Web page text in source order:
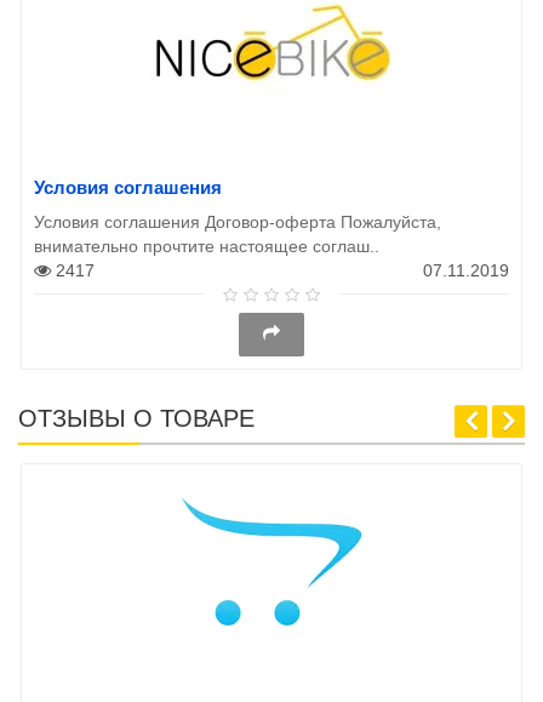
Условия соглашения
Условия соглашения Договор-оферта Пожалуйста,
внимательно прочтите настоящее соглаш..
2417
07.11.2019
ОТЗЫВЫ О ТОВАРЕ